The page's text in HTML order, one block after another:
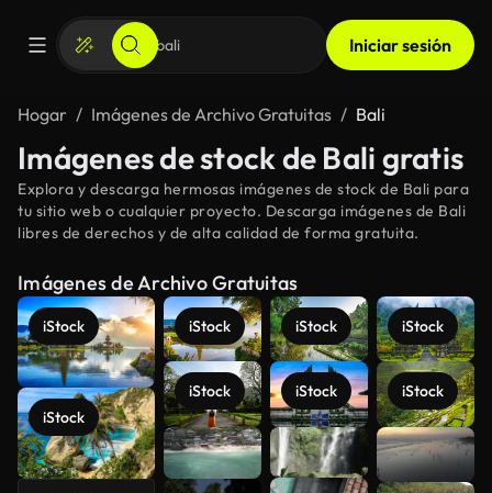
Iniciar sesión
Hogar Imágenes de Archivo Gratuitas Bali
Imágenes de stock de Bali gratis
Explora y descarga hermosas imágenes de stock de Bali para
tu sitio web o cualquier proyecto. Descarga imágenes de Bali
libres de derechos y de alta calidad de forma gratuita.
Imágenes de Archivo Gratuitas
iStock
iStock
iStock
iStock
iStock
iStock
iStock
iStock
Ver más